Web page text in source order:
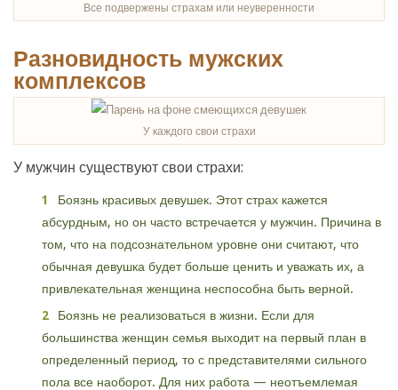
Все подвержены страхам или неуверенности
Разновидность мужских
комплексов
У каждого свои страхи
У мужчин существуют свои страхи:
Боязнь красивых девушек. Этот страх кажется
абсурдным, но он часто встречается у мужчин. Причина в
том, что на подсознательном уровне они считают, что
обычная девушка будет больше ценить и уважать их, а
привлекательная женщина неспособна быть верной.
Боязнь не реализоваться в жизни. Если для
большинства женщин семья выходит на первый план в
определенный период, то с представителями сильного
пола все наоборот. Для них работа — неотъемлемая